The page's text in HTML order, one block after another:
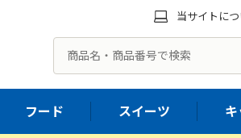
当サイトに
フード スイーツ